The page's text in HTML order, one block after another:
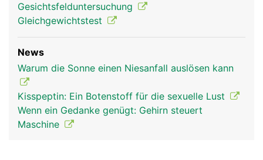
Gesichtsfelduntersuchung
Gleichgewichtstest
News
Warum die Sonne einen Niesanfall auslösen kann
Kisspeptin: Ein Botenstoff für die sexuelle Lust
Wenn ein Gedanke genügt: Gehirn steuert
Maschine